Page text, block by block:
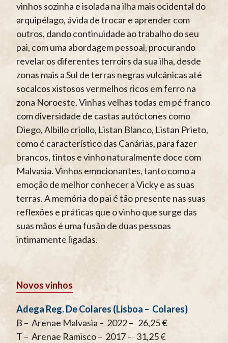
vinhos sozinha e isolada na ilha mais ocidental do
arquipélago, ávida de trocar e aprender com
outros, dando continuidade ao trabalho do seu
pai, com uma abordagem pessoal, procurando
revelar os diferentes terroirs da sua ilha, desde
zonas mais a Sul de terras negras vulcânicas até
socalcos xistosos vermelhos ricos em ferro na
zona Noroeste. Vinhas velhas todas em pé franco
com diversidade de castas autóctones como
Diego, Albillo criollo, Listan Blanco, Listan Prieto,
como é característico das Canárias, para fazer
brancos, tintos e vinho naturalmente doce com
Malvasia. Vinhos emocionantes, tanto como a
emoção de melhor conhecer a Vicky e as suas
terras. A memória do pai é tão presente nas suas
reflexões e práticas que o vinho que surge das
suas mãos é uma fusão de duas pessoas
intimamente ligadas.
Novos vinhos
Adega Reg. De Colares (Lisboa – Colares)
B – Arenae Malvasia – 2022 – 26,25 €
T – Arenae Ramisco – 2017 – 31,25 €